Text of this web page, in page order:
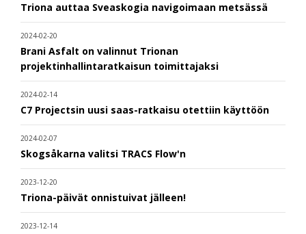
Triona auttaa Sveaskogia navigoimaan metsässä
2024-02-20
Brani Asfalt on valinnut Trionan
projektinhallintaratkaisun toimittajaksi
2024-02-14
C7 Projectsin uusi saas-ratkaisu otettiin käyttöön
2024-02-07
Skogsåkarna valitsi TRACS Flow'n
2023-12-20
Triona-päivät onnistuivat jälleen!
2023-12-14